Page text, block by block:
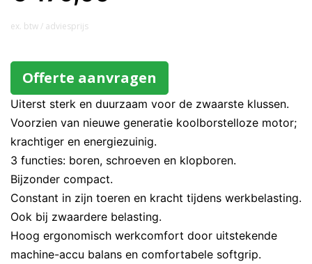
ex. btw / adviesprijs
Offerte aanvragen
Uiterst sterk en duurzaam voor de zwaarste klussen.
Voorzien van nieuwe generatie koolborstelloze motor;
krachtiger en energiezuinig.
3 functies: boren, schroeven en klopboren.
Bijzonder compact.
Constant in zijn toeren en kracht tijdens werkbelasting.
Ook bij zwaardere belasting.
Hoog ergonomisch werkcomfort door uitstekende
machine-accu balans en comfortabele softgrip.